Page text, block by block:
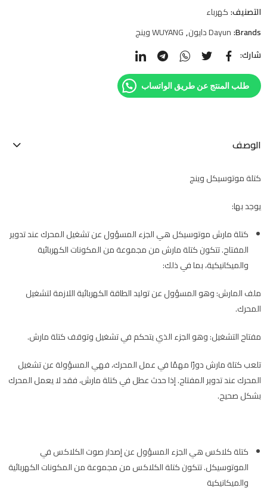
التصنيف:كهرباء
Brands: Dayun دايون ,WUYANG وينج
شارك:
طلب المنتج عن طريق الواتساب
الوصف
كتلة موتوسيكل وينج
يوجد بها:
كتلة مارش موتوسيكل هي الجزء المسؤول عن تشغيل المحرك عند تدوير
المفتاح. تتكون كتلة مارش من مجموعة من المكونات الكهربائية
والميكانيكية، بما في ذلك:
ملف المارش: وهو المسؤول عن توليد الطاقة الكهربائية اللازمة لتشغيل
المحرك.
مفتاح التشغيل: وهو الجزء الذي يتحكم في تشغيل وتوقف كتلة مارش.
تلعب كتلة مارش دورًا مهمًا في عمل المحرك، فهي المسؤولة عن تشغيل
المحرك عند تدوير المفتاح. إذا حدث عطل في كتلة مارش، فقد لا يعمل المحرك
بشكل صحيح.
كتلة كلاكس هي الجزء المسؤول عن إصدار صوت الكلاكس في
الموتوسيكل. تتكون كتلة الكلاكس من مجموعة من المكونات الكهربائية
والميكانيكية